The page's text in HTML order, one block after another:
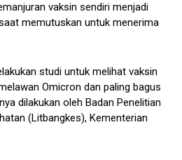
vaksin sendiri menjadi
memutuskan untuk menerima
studi untuk melihat vaksin
Omicron dan paling bagus
dilakukan oleh Badan Penelitian
(Litbangkes), Kementerian